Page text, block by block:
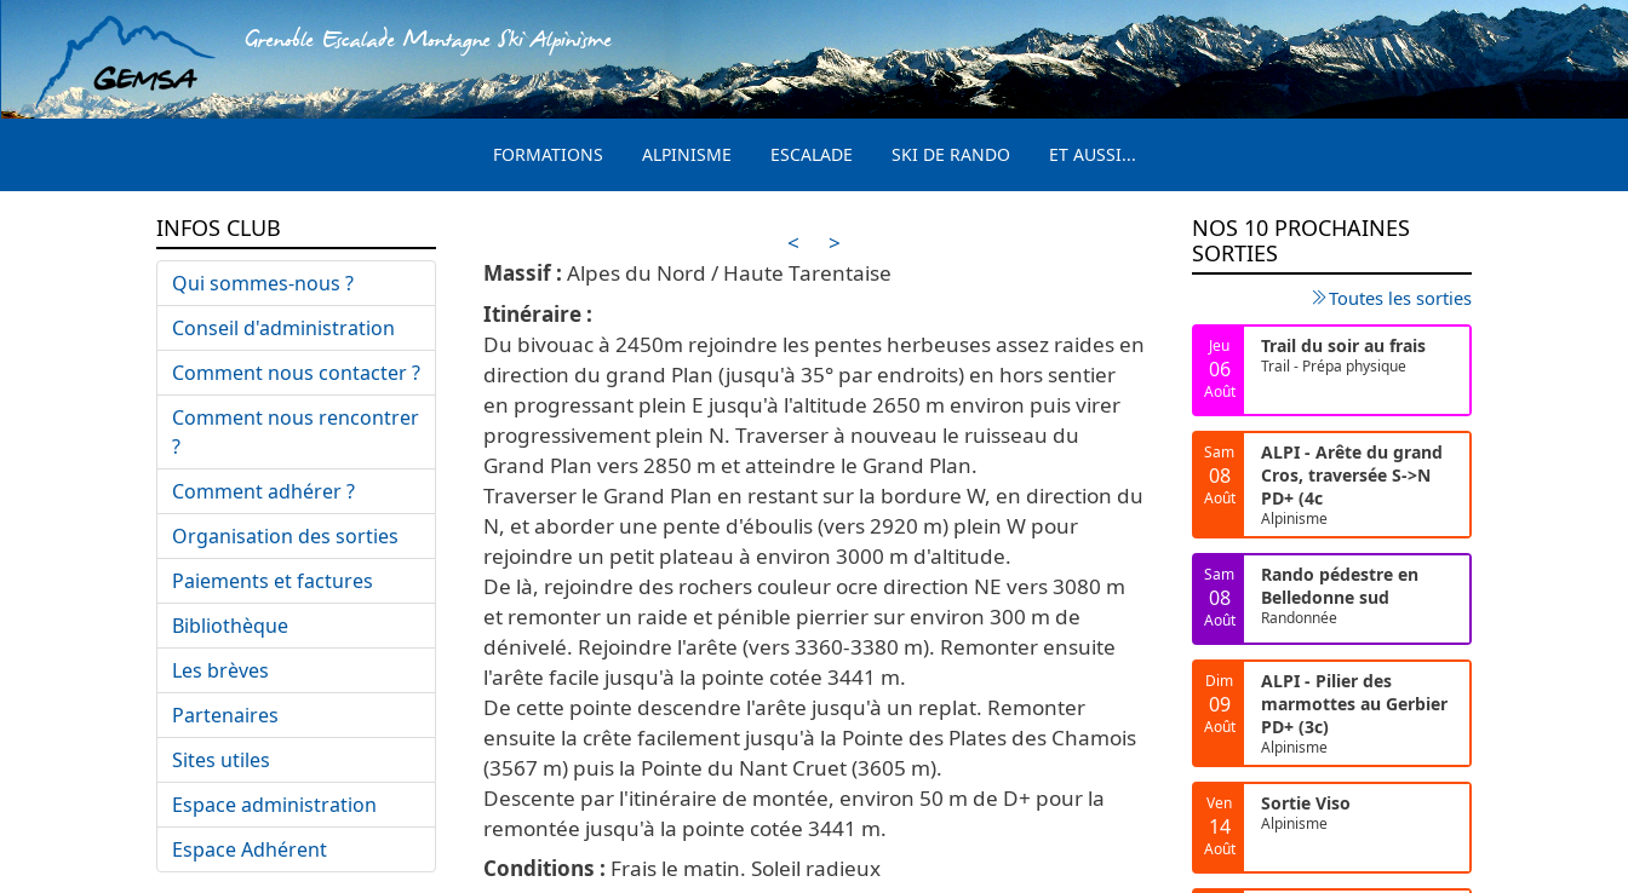
Aller au contenu principal
Grenoble Escalade Montagne Ski Alpinisme
FORMATIONS ALPINISME ESCALADE SKI DE RANDO ET AUSSI...
<
>
Alpes du Nord / Haute Tarentaise
Itinéraire
Du bivouac à 2450m rejoindre les pentes herbeuses assez raides en
direction du grand Plan (jusqu'à 35° par endroits) en hors sentier
en progressant plein E jusqu'à l'altitude 2650 m environ puis virer
progressivement plein N. Traverser à nouveau le ruisseau du
Grand Plan vers 2850 m et atteindre le Grand Plan.
Traverser le Grand Plan en restant sur la bordure W, en direction du
N, et aborder une pente d'éboulis (vers 2920 m) plein W pour
rejoindre un petit plateau à environ 3000 m d'altitude.
De là, rejoindre des rochers couleur ocre direction NE vers 3080 m
et remonter un raide et pénible pierrier sur environ 300 m de
dénivelé. Rejoindre l'arête (vers 3360-3380 m). Remonter ensuite
l'arête facile jusqu'à la pointe cotée 3441 m.
De cette pointe descendre l'arête jusqu'à un replat. Remonter
ensuite la crête facilement jusqu'à la Pointe des Plates des Chamois
(3567 m) puis la Pointe du Nant Cruet (3605 m).
Descente par l'itinéraire de montée, environ 50 m de D+ pour la
remontée jusqu'à la pointe cotée 3441 m.
Conditions
Frais le matin. Soleil radieux
INFOS CLUB
Qui sommes-nous ?
Conseil d'administration
Comment nous contacter ?
Comment nous rencontrer
?
Comment adhérer ?
Organisation des sorties
Paiements et factures
Bibliothèque
Les brèves
Partenaires
Sites utiles
Espace administration
Espace Adhérent
NOS 10 PROCHAINES
SORTIES
Toutes les sorties
Jeu
06
Août
Trail du soir au frais
Trail - Prépa physique
Sam
08
Août
ALPI - Arête du grand
Cros, traversée S->N
PD+ (4c
Alpinisme
Sam
08
Août
Rando pédestre en
Belledonne sud
Randonnée
Dim
09
Août
ALPI - Pilier des
marmottes au Gerbier
PD+ (3c)
Alpinisme
Ven
14
Août
Sortie Viso
Alpinisme